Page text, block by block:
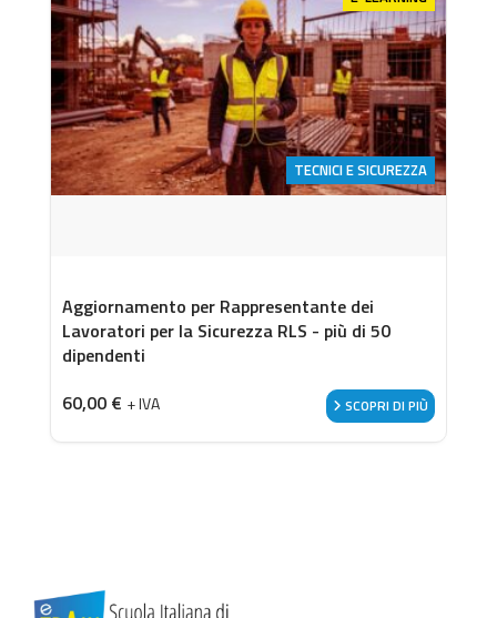
TECNICI E SICUREZZA
Aggiornamento per Rappresentante dei
Lavoratori per la Sicurezza RLS - più di 50
dipendenti
60,00 € + IVA SCOPRI DI PIÙ